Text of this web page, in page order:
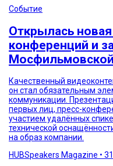
Событие
Открылась
конференций и
Качественный
он стал обязательным
коммуникации.
первых лиц, пресс-
участием удалённых
технической
на образ компании.
HUBSpeakers Magazine •